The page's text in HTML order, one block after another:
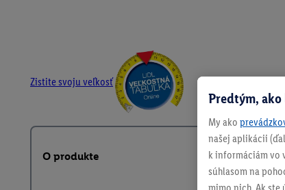
Zistite svoju veľkosť
O produkte
Predtým,
My ako
našej aplikácii
k informáciám vo
súhlasom na
mimo nich. Ak ste